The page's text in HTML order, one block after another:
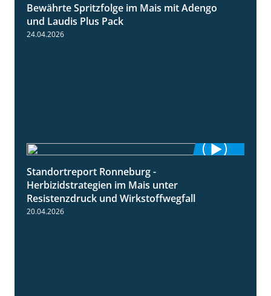
1:22
Bewährte Spritzfolge im Mais mit Adengo
und Laudis Plus Pack
24.04.2026
Standortreport Ronneburg -
Herbizidstrategien im Mais unter
Resistenzdruck und Wirkstoffwegfall
20.04.2026